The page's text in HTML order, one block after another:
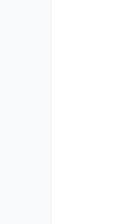
Vui lòng đăng